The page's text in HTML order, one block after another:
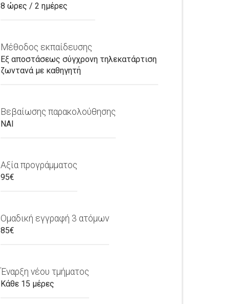
8 ώρες / 2 ημέρες
Μέθοδος εκπαίδευσης
Εξ αποστάσεως σύγχρονη τηλεκατάρτιση
ζωντανά με καθηγητή
Βεβαίωσης παρακολούθησης
ΝΑΙ
Αξία προγράμματος
95€
Ομαδική εγγραφή 3 ατόμων
85€
Έναρξη νέου τμήματος
Κάθε 15 μέρες